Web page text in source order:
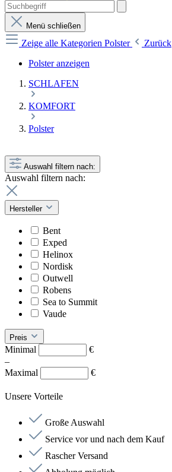
Menü schließen
Zeige alle Kategorien Polster
Zurück
Polster anzeigen
SCHLAFEN
KOMFORT
Polster
Auswahl filtern nach:
Auswahl filtern nach:
Hersteller
Bent
Exped
Helinox
Nordisk
Outwell
Robens
Sea to Summit
Vaude
Preis
Minimal
€
–
Maximal
€
Unsere Vorteile
Große Auswahl
Service vor und nach dem Kauf
Rascher Versand